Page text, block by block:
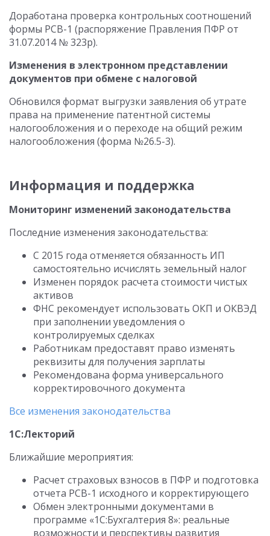
Доработана проверка контрольных соотношений
формы РСВ-1 (распоряжение Правления ПФР от
31.07.2014 № 323р).
Изменения в электронном представлении
документов при обмене с налоговой
Обновился формат выгрузки заявления об утрате
права на применение патентной системы
налогообложения и о переходе на общий режим
налогообложения (форма №26.5-3).
Информация и поддержка
Мониторинг изменений законодательства
Последние изменения законодательства:
С 2015 года отменяется обязанность ИП
самостоятельно исчислять земельный налог
Изменен порядок расчета стоимости чистых
активов
ФНС рекомендует использовать ОКП и ОКВЭД
при заполнении уведомления о
контролируемых сделках
Работникам предоставят право изменять
реквизиты для получения зарплаты
Рекомендована форма универсального
корректировочного документа
Все изменения законодательства
1С:Лекторий
Ближайшие мероприятия:
Расчет страховых взносов в ПФР и подготовка
отчета РСВ-1 исходного и корректирующего
Обмен электронными документами в
программе «1С:Бухгалтерия 8»: реальные
возможности и перспективы развития